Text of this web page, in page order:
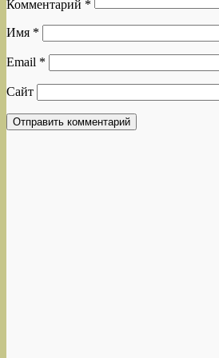
Комментарий *
Имя *
Email *
Сайт